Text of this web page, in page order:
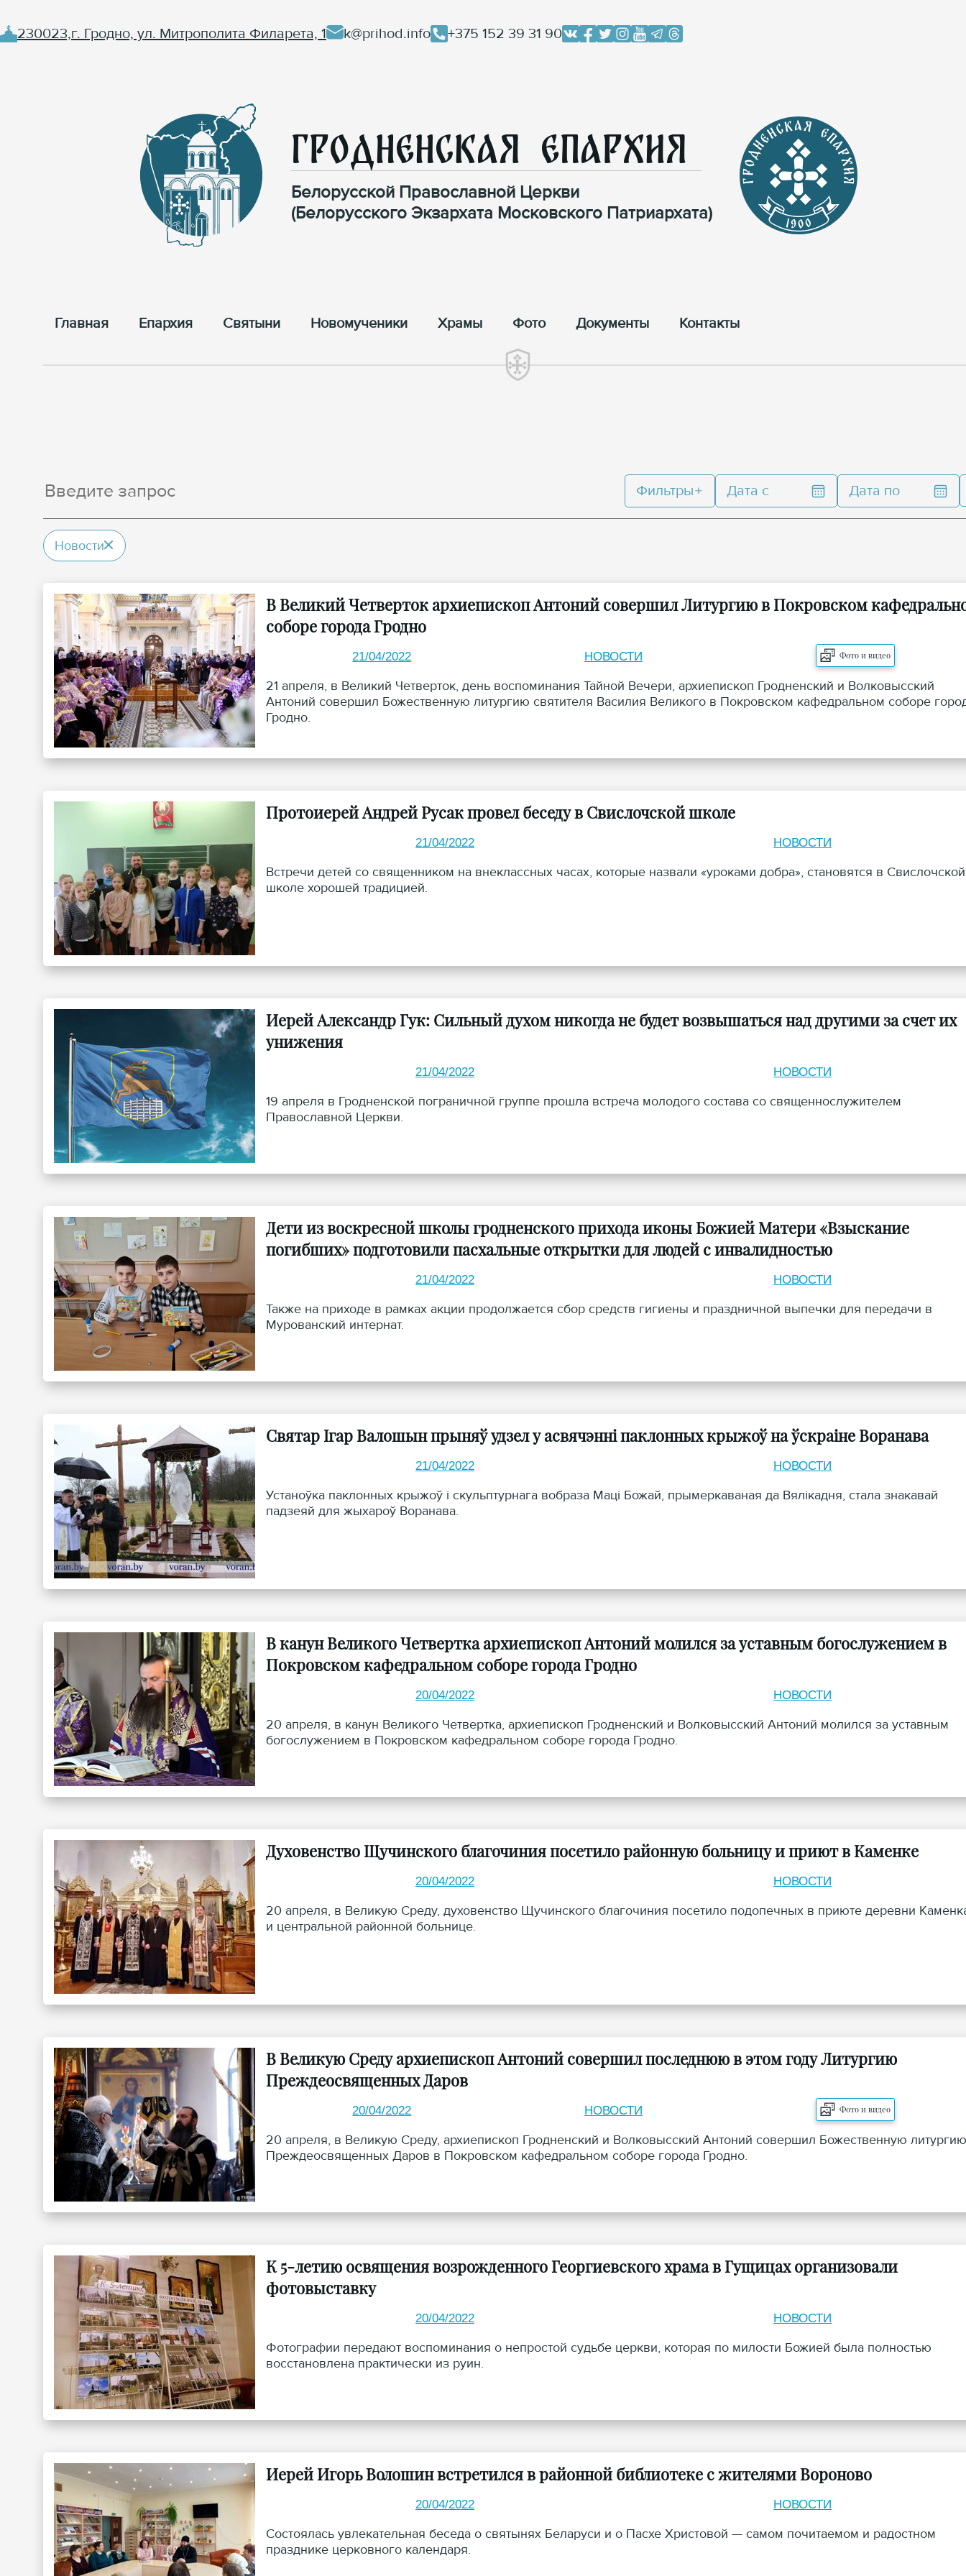
230023,г. Гродно, ул. Митрополита Филарета, 1 k@prihod.info +375 152 39 31 90
Гродненская Епархия
Белорусской Православной Церкви
(Белорусского Экзархата Московского Патриархата)
Главная Епархия Cвятыни Новомученики Храмы Фото Документы Контакты
Фильтры Дата с Дата по
Новости
В Великий Четверток архиепископ Антоний совершил Литургию в Покровском
соборе города Гродно
21/04/2022 НОВОСТИ Фото и видео
21 апреля, в Великий Четверток, день воспоминания Тайной Вечери, архиепископ Гродненский и Волковысский
Антоний совершил Божественную литургию святителя Василия Великого в Покровском кафедральном соборе
Гродно.
Протоиерей Андрей Русак провел беседу в Свислочской школе
21/04/2022 НОВОСТИ
Встречи детей со священником на внеклассных часах, которые назвали «уроками добра», становятся в Свислочской
школе хорошей традицией.
Иерей Александр Гук: Сильный духом никогда не будет возвышаться над другими за счет их
унижения
21/04/2022 НОВОСТИ
19 апреля в Гродненской пограничной группе прошла встреча молодого состава со священнослужителем
Православной Церкви.
Дети из воскресной школы гродненского прихода иконы Божией Матери «Взыскание
погибших» подготовили пасхальные открытки для людей с инвалидностью
21/04/2022 НОВОСТИ
Также на приходе в рамках акции продолжается сбор средств гигиены и праздничной выпечки для передачи в
Мурованский интернат.
Святар Ігар Валошын прыняў удзел у асвячэнні паклонных крыжоў на ўскраіне Воранава
21/04/2022 НОВОСТИ
Устаноўка паклонных крыжоў і скульптурнага вобраза Маці Божай, прымеркаваная да Вялікадня, стала знакавай
падзеяй для жыхароў Воранава.
В канун Великого Четвертка архиепископ Антоний молился за уставным богослужением в
Покровском кафедральном соборе города Гродно
20/04/2022 НОВОСТИ
20 апреля, в канун Великого Четвертка, архиепископ Гродненский и Волковысский Антоний молился за уставным
богослужением в Покровском кафедральном соборе города Гродно.
Духовенство Щучинского благочиния посетило районную больницу и приют в Каменке
20/04/2022 НОВОСТИ
20 апреля, в Великую Среду, духовенство Щучинского благочиния посетило подопечных в приюте деревни
и центральной районной больнице.
В Великую Среду архиепископ Антоний совершил последнюю в этом году Литургию
Преждеосвященных Даров
20/04/2022 НОВОСТИ Фото и видео
20 апреля, в Великую Среду, архиепископ Гродненский и Волковысский Антоний совершил Божественную литургию
Преждеосвященных Даров в Покровском кафедральном соборе города Гродно.
К 5-летию освящения возрожденного Георгиевского храма в Гущицах организовали
фотовыставку
20/04/2022 НОВОСТИ
Фотографии передают воспоминания о непростой судьбе церкви, которая по милости Божией была полностью
восстановлена практически из руин.
Иерей Игорь Волошин встретился в районной библиотеке с жителями Вороново
20/04/2022 НОВОСТИ
Состоялась увлекательная беседа о святынях Беларуси и о Пасхе Христовой — самом почитаемом и радостном
празднике церковного календаря.